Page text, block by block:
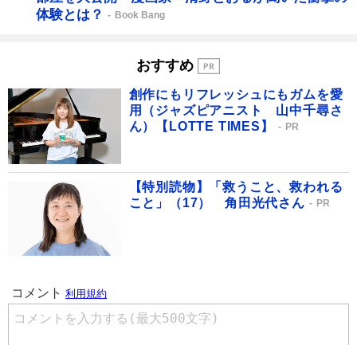
体験とは？
Book Bang
おすすめ
創作にもリフレッシュにもガムを愛
用（ジャズピアニスト 山中千尋さ
ん）【LOTTE TIMES】
PR
【特別読物】「救うこと、救われる
こと」（17） 角田光代さん
PR